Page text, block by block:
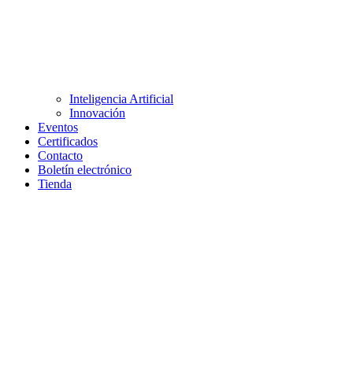
Inteligencia Artificial
Innovación
Eventos
Certificados
Contacto
Boletín electrónico
Tienda